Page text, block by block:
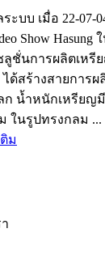
ะบบ เมื่อ 22-07-
Show Hasung
ลูชั่นการผลิตเหรี
ด้สร้างสายการผ
ก น้ำหนักเหรียญมี
ในรูปทรงกลม ...
ม